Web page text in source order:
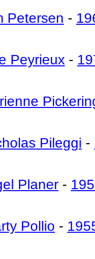
Petersen -
Peyrieux -
Pileggi -
Planer -
Pollio -